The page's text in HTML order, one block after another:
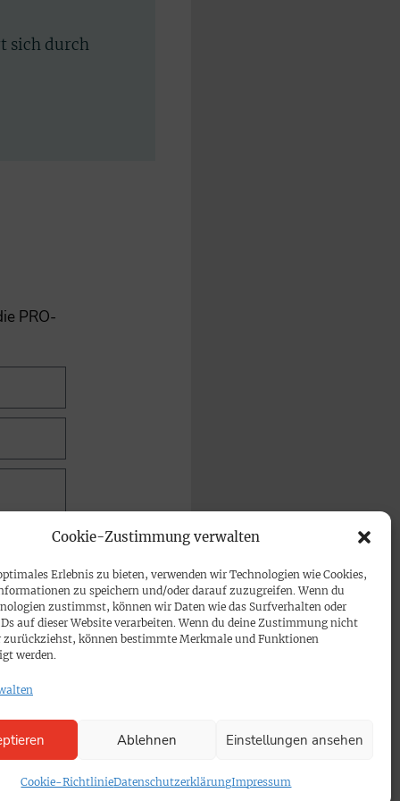
Cookie-Zustimmung verwalten
Erlebnis zu bieten, verwenden wir Technologien wie Cookies,
zu speichern und/oder darauf zuzugreifen. Wenn du
zustimmst, können wir Daten wie das Surfverhalten oder
auf dieser Website verarbeiten. Wenn du deine Zustimmung nicht
zurückziehst, können bestimmte Merkmale und Funktionen
werden.
Ablehnen Einstellungen ansehen
Cookie-RichtlinieDatenschutzerklärungImpressum
sich durch
PRO-